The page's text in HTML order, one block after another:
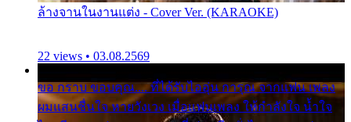
ล้างจานในงานแต่ง - Cover Ver. (KARAOKE)
22 views • 03.08.2569
ขอ กราบ ขอบคุณ.... ที่ได้รับไออุ่น การุณ จากแฟน เพลง
ผมแสนชื่นใจ หายวังเวง เมื่อแฟนเพลง ให้กำลังใจ น้ำใจ